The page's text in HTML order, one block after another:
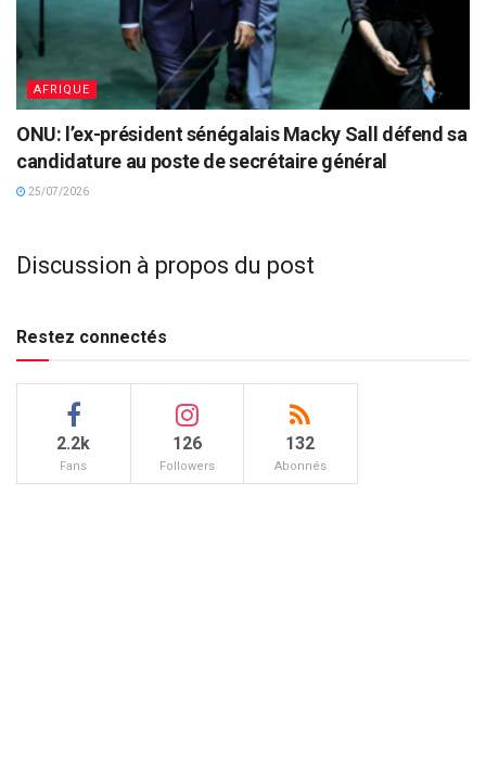
AFRIQUE
ONU: l’ex-président sénégalais Macky Sall défend sa
candidature au poste de secrétaire général
25/07/2026
Discussion à propos du post
Restez connectés
2.2k
Fans
126
Followers
132
Abonnés